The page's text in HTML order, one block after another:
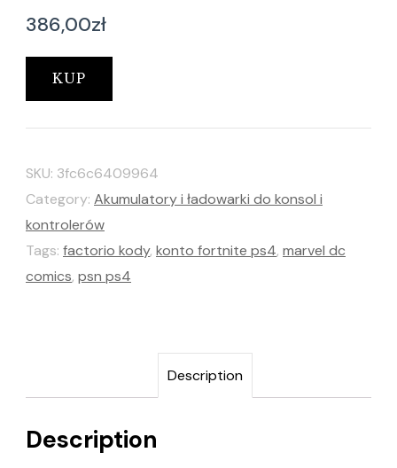
386,00zł
KUP
SKU: 3fc6c6409964
Category: Akumulatory i ładowarki do konsol i
kontrolerów
Tags: factorio kody, konto fortnite ps4, marvel dc
comics, psn ps4
Description
Description